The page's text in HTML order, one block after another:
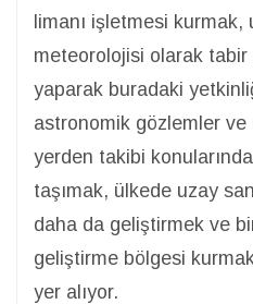
limanı işletmesi kurmak,
meteorolojisi olarak tabir
yaparak buradaki
astronomik gözlemler
yerden takibi
taşımak, ülkede uzay
daha da geliştirmek ve
geliştirme bölgesi
yer alıyor.